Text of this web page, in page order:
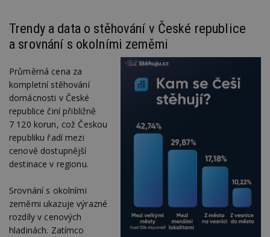
Trendy a data o stěhování v České republice
a srovnání s okolními zeměmi
Průměrná cena za
kompletní stěhování
domácnosti v České
republice činí přibližně
7 120 korun, což Českou
republiku řadí mezi
cenově dostupnější
destinace v regionu.
Srovnání s okolními
zeměmi ukazuje výrazné
rozdíly v cenových
hladinách. Zatímco